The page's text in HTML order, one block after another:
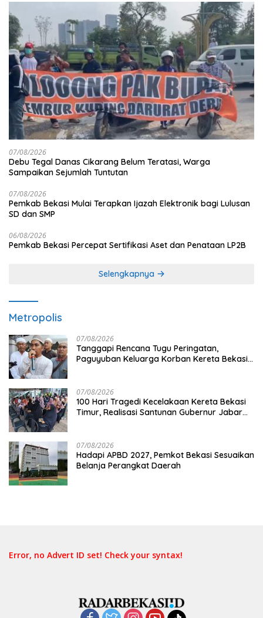
07/08/2026
Debu Tegal Danas Cikarang Belum Teratasi, Warga
Sampaikan Sejumlah Tuntutan
07/08/2026
Pemkab Bekasi Mulai Terapkan Ijazah Elektronik bagi Lulusan
SD dan SMP
06/08/2026
Pemkab Bekasi Percepat Sertifikasi Aset dan Penataan LP2B
Selengkapnya
Metropolis
07/08/2026
Tanggapi Rencana Tugu Peringatan,
Paguyuban Keluarga Korban Kereta Bekasi
07/08/2026
100 Hari Tragedi Kecelakaan Kereta Bekasi
Timur, Realisasi Santunan Gubernur Jabar
07/08/2026
Hadapi APBD 2027, Pemkot Bekasi Sesuaikan
Belanja Perangkat Daerah
Error, no Advert ID set! Check your syntax!